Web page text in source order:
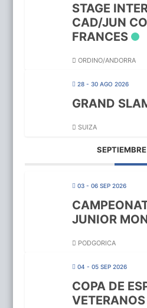
STAGE
CAD/JUN
FRANCES
ORDINO/ANDORRA
28 - 30 AGO 2026
GRAND
SUIZA
03 - 06 SEP 2026
JUNIOR
PODGORICA
04 - 05 SEP 2026
COPA DE